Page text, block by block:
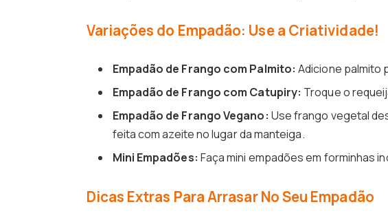
Variações do Empadão: Use a Criatividade!
Empadão de Frango com Palmito: Adicione palmito
Empadão de Frango com Catupiry: Troque o
Empadão de Frango Vegano: Use frango vegetal
feita com azeite no lugar da manteiga.
Mini Empadões: Faça mini empadões em forminhas
Dicas Extras Para Arrasar No Seu Empadão